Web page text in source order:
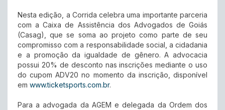
Nesta edição, a Corrida celebra uma importante parceria
com a Caixa de Assistência dos Advogados de Goiás
(Casag), que se soma ao projeto como parte de seu
compromisso com a responsabilidade social, a cidadania
e a promoção da igualdade de gênero. A advocacia
possui 20% de desconto nas inscrições mediante o uso
do cupom ADV20 no momento da inscrição, disponível
em www.ticketsports.com.br.
Para a advogada da AGEM e delegada da Ordem dos